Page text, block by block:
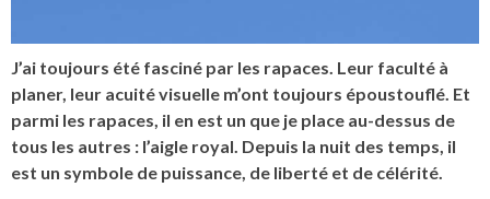
J’ai toujours été fasciné par les rapaces. Leur faculté à
planer, leur acuité visuelle m’ont toujours époustouflé. Et
parmi les rapaces, il en est un que je place au-dessus de
tous les autres : l’aigle royal. Depuis la nuit des temps, il
est un symbole de puissance, de liberté et de célérité.